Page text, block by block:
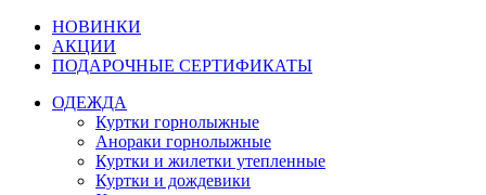
НОВИНКИ
АКЦИИ
ПОДАРОЧНЫЕ СЕРТИФИКАТЫ
ОДЕЖДА
Куртки горнолыжные
Анораки горнолыжные
Куртки и жилетки утепленные
Куртки и дождевики